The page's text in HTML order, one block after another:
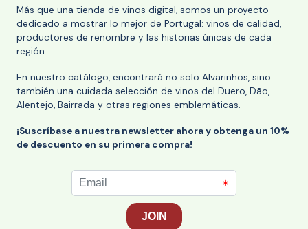
Más que una tienda de vinos digital, somos un proyecto
dedicado a mostrar lo mejor de Portugal: vinos de calidad,
productores de renombre y las historias únicas de cada
región.
En nuestro catálogo, encontrará no solo Alvarinhos, sino
también una cuidada selección de vinos del Duero, Dão,
Alentejo, Bairrada y otras regiones emblemáticas.
¡Suscríbase a nuestra newsletter ahora y obtenga un 10%
de descuento en su primera compra!